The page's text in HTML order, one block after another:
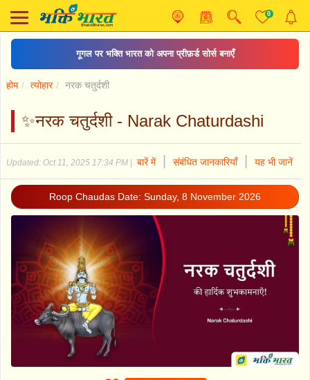
0
गूगल पर भक्ति भारत को अपना प्रीफ़र्ड सोर्स बनाएँ
होम त्योहार नरक चतुर्दशी
✨नरक चतुर्दशी - Narak Chaturdashi
Updated: Oct 11, 2025 17:34 PM बारें में संबंधित जानकारियाँ यह भी जानें
Roop Chaudas Date: Sunday, 8 November 2026